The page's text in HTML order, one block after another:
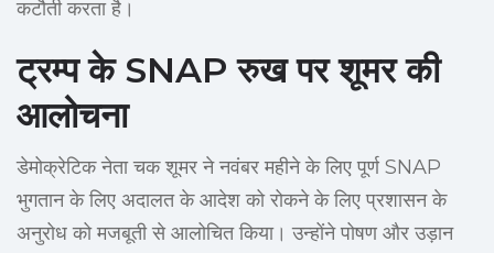
कटौती करता है।
ट्रम्प के SNAP रुख पर शूमर की
आलोचना
डेमोक्रेटिक नेता चक शूमर ने नवंबर महीने के लिए पूर्ण SNAP
भुगतान के लिए अदालत के आदेश को रोकने के लिए प्रशासन के
अनुरोध को मजबूती से आलोचित किया। उन्होंने पोषण और उड़ान